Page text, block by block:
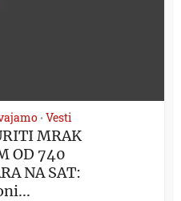
• Vesti
MRAK
OD 740
NA SAT: